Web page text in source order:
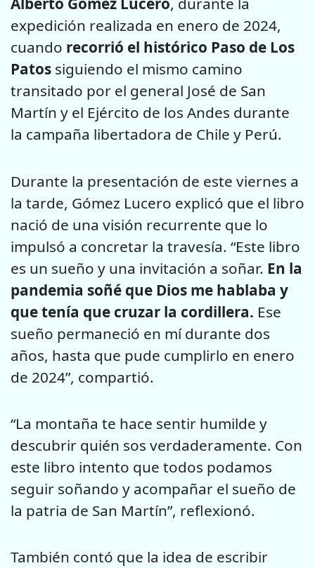
expedición realizada en enero de 2024,
cuando recorrió el histórico Paso de Los
Patos siguiendo el mismo camino
transitado por el general José de San
Martín y el Ejército de los Andes durante
la campaña libertadora de Chile y Perú.
Durante la presentación de este viernes a
la tarde, Gómez Lucero explicó que el libro
nació de una visión recurrente que lo
impulsó a concretar la travesía. “Este libro
es un sueño y una invitación a soñar. En la
pandemia soñé que Dios me hablaba y
que tenía que cruzar la cordillera. Ese
sueño permaneció en mí durante dos
años, hasta que pude cumplirlo en enero
de 2024”, compartió.
“La montaña te hace sentir humilde y
descubrir quién sos verdaderamente. Con
este libro intento que todos podamos
seguir soñando y acompañar el sueño de
la patria de San Martín”, reflexionó.
También contó que la idea de escribir